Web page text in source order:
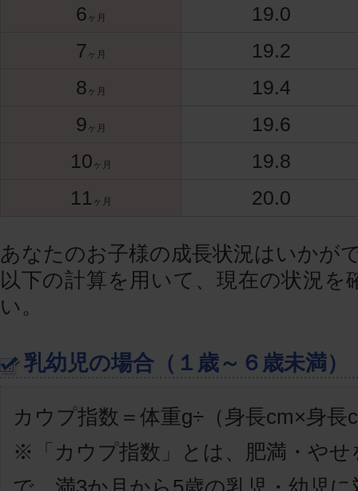
6 ヶ月
19.0
7 ヶ月
19.2
8 ヶ月
19.4
9 ヶ月
19.6
10 ヶ月
19.8
11 ヶ月 20.0
あなたのお子様の成長状況はいかが
以下の計算を用いて、現在の状況を
い。
乳幼児の場合（１歳～６歳未満）
カウプ指数＝体重g÷（身長cm×身長
※「カウプ指数」とは、肥満・やせ